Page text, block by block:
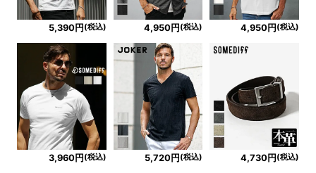
5,390円 (税込) 4,950円 (税込) 4,950円 (税込)
3,960円 (税込) 5,720円 (税込) 4,730円 (税込)